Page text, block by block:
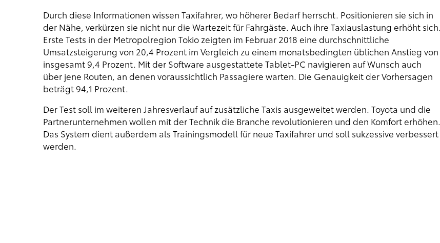
Durch diese Informationen wissen Taxifahrer, wo höherer Bedarf herrscht. Positionieren sie sich in
der Nähe, verkürzen sie nicht nur die Wartezeit für Fahrgäste. Auch ihre Taxiauslastung erhöht sich.
Erste Tests in der Metropolregion Tokio zeigten im Februar 2018 eine durchschnittliche
Umsatzsteigerung von 20,4 Prozent im Vergleich zu einem monatsbedingten üblichen Anstieg von
insgesamt 9,4 Prozent. Mit der Software ausgestattete Tablet-PC navigieren auf Wunsch auch
über jene Routen, an denen voraussichtlich Passagiere warten. Die Genauigkeit der Vorhersagen
beträgt 94,1 Prozent.
Der Test soll im weiteren Jahresverlauf auf zusätzliche Taxis ausgeweitet werden. Toyota und die
Partnerunternehmen wollen mit der Technik die Branche revolutionieren und den Komfort erhöhen.
Das System dient außerdem als Trainingsmodell für neue Taxifahrer und soll sukzessive verbessert
werden.